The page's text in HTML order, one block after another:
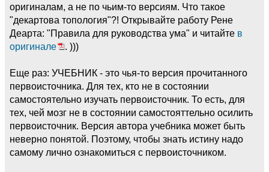
оригиналам, а не по чьим-то версиям. Что такое
"декартова топология"?! Открывайте работу Рене
Деарта: "Правила для руководства ума" и читайте в
оригинале
. )))
Еще раз: УЧЕБНИК - это чья-то версия прочитанного
первоисточника. Для тех, кто не в состоянии
самостоятельно изучать первоисточник. То есть, для
тех, чей мозг не в состоянии самостояттельно осилить
первоисточник. Версия автора учебника может быть
неверно понятой. Поэтому, чтобы знать истину надо
самому лично ознакомиться с первоисточником.